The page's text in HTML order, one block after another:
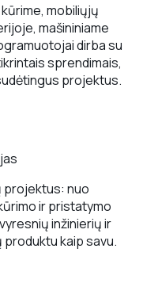
mobiliųjų
mašininiame
dirba su
sprendimais,
projektus.
projektus: nuo
ir pristatymo
inžinierių ir
kaip savu.